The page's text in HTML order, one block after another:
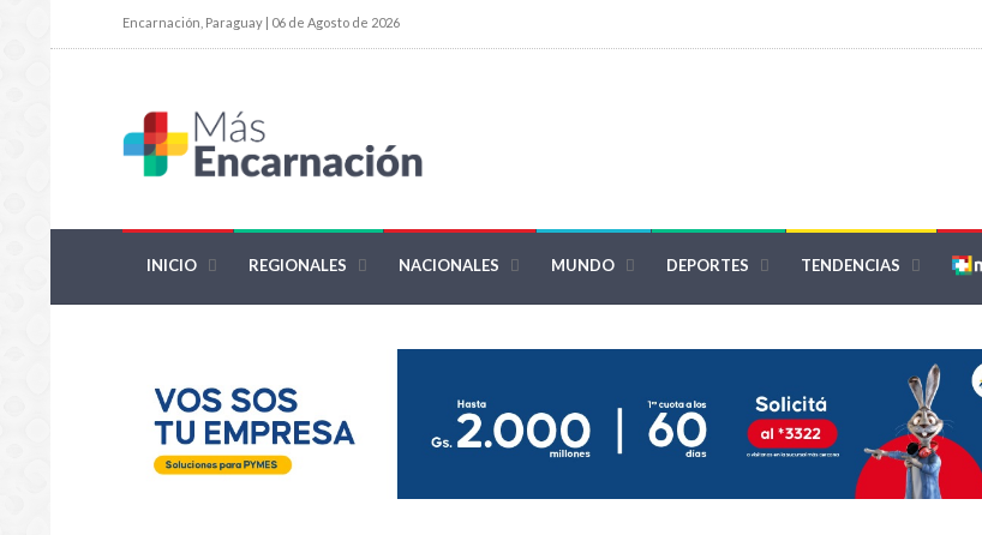
Encarnación, Paraguay | 06 de Agosto de 2026
INICIO REGIONALES NACIONALES MUNDO DEPORTES TENDENCIAS